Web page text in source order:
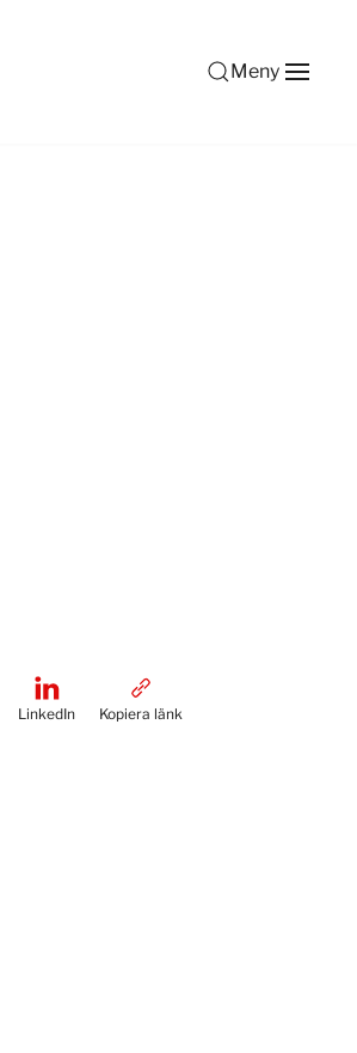
Meny
LinkedIn Kopiera länk